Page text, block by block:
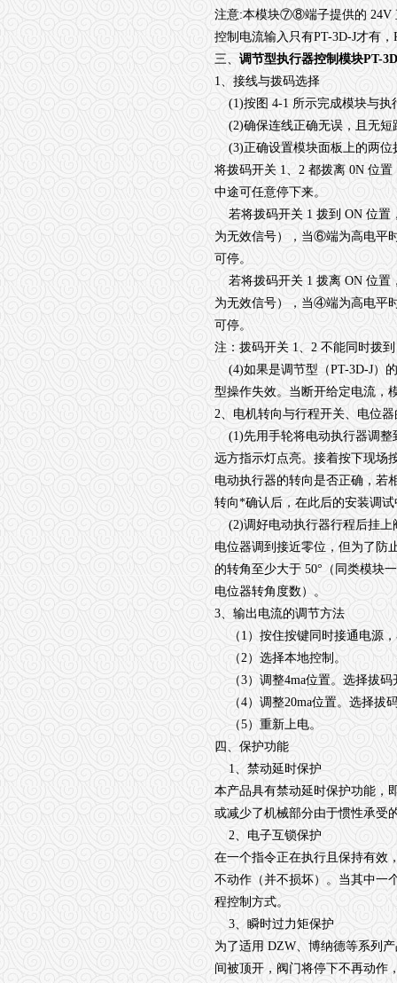
注意:本模块⑦⑧端子提供的 24V
控制电流输入只有PT-3D-J才有
三、 调节型执行器控制模块PT-
1、接线与拨码选择
(1)按图 4-1 所示完成模块与执
(2)确保连线正确无误，且无短
(3)正确设置模块面板上的两位
将拨码开关 1、2 都拨离 0N 位
中途可任意停下来。
若将拨码开关 1 拨到 ON 位置
为无效信号），当⑥端为高电平
可停。
若将拨码开关 1 拨离 ON 位置
为无效信号），当④端为高电平
可停。
注：拨码开关 1、2 不能同时拨
(4)如果是调节型（PT-3D-J）
型操作失效。当断开给定电流，
2、电机转向与行程开关、电位
(1)先用手轮将电动执行器调整
远方指示灯点亮。接着按下现场
电动执行器的转向是否正确，若
转向*确认后，在此后的安装调
(2)调好电动执行器行程后挂上
电位器调到接近零位，但为了防
的转角至少大于 50°（同类模块
电位器转角度数）。
3、输出电流的调节方法
（1）按住按键同时接通电源
（2）选择本地控制。
（3）调整4ma位置。选择拔码
（4）调整20ma位置。选择拔
（5）重新上电。
四、保护功能
1、禁动延时保护
本产品具有禁动延时保护功能，
或减少了机械部分由于惯性承受
2、电子互锁保护
在一个指令正在执行且保持有效
不动作（并不损坏）。当其中一
程控制方式。
3、瞬时过力矩保护
为了适用 DZW、博纳德等系列
间被顶开，阀门将停下不再动作